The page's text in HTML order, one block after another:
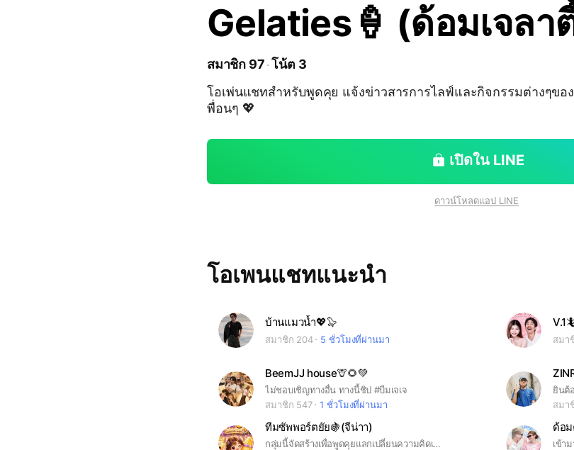
Gelaties🍦 (ด้อมเจลา
สมาชิก 97 โน้ต 3
โอเพ่นแชทสำหรับพูดคุย แจ้งข่าวสารการไลฟ์และกิจกรรมต่างๆขอ
พื่อนๆ 💖
เปิดใน LINE
ดาวน์โหลดแอป LINE
โอเพนแชทแนะนำ
บ้านแมวน้ำ💖🦭
สมาชิก 204 5 ชั่วโมงที่ผ่านมา สมา
BeemJJ house🦒🌻💚
ไม่ชอบเชิญทางอื่น ทางนี้ชิป #บีมเจเจ
สมาชิก 547
1 ชั่วโมงที่ผ่านมา
สมา
ทีมซัพพอร์ตยัย🍇(จีน่าา)
กลุ่มนี้จัดสร้างเพื่อพูดคุยแลกเปลี่ยนความคิดเห็นกันและไว้จัดทำเซอร์ไพรส์ให้เด็ก🍇⭐💕พร้อมรับทีมซัพพอร์ต🤭 #จีน่าจานี่
ด้อม